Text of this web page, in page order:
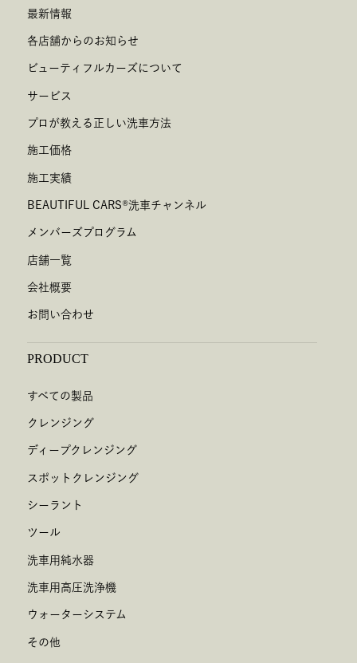
最新情報
各店舗からのお知らせ
ビューティフルカーズについて
サービス
プロが教える正しい洗車方法
施工価格
施工実績
BEAUTIFUL CARS®洗車チャンネル
メンバーズプログラム
店舗一覧
会社概要
お問い合わせ
PRODUCT
すべての製品
クレンジング
ディープクレンジング
スポットクレンジング
シーラント
ツール
洗車用純水器
洗車用高圧洗浄機
ウォーターシステム
その他